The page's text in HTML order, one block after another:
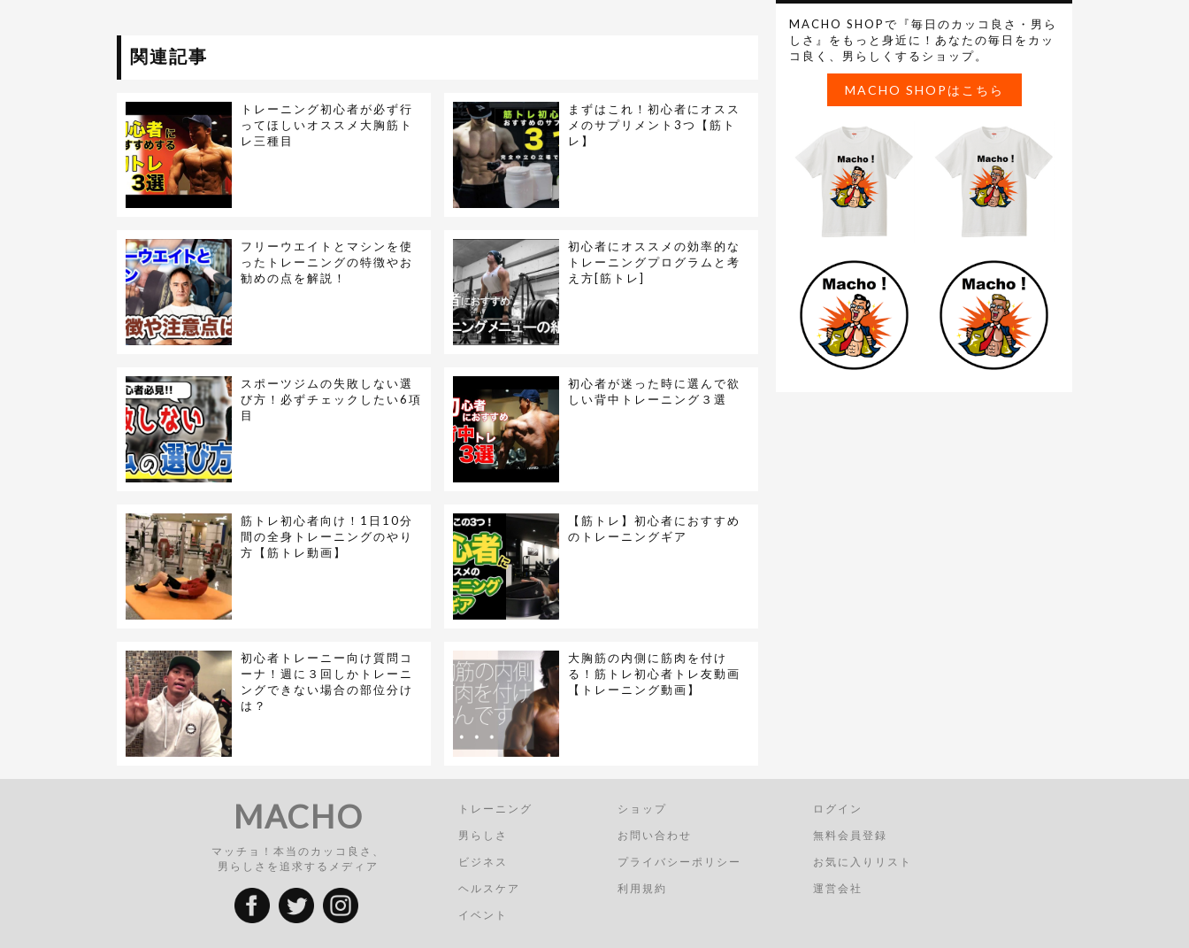
関連記事
トレーニング初心者が必ず行
ってほしいオススメ大胸筋ト
レ三種目
まずはこれ！初心者にオスス
メのサプリメント3つ【筋ト
レ】
フリーウエイトとマシンを使
ったトレーニングの特徴やお
勧めの点を解説！
初心者にオススメの効率的な
トレーニングプログラムと考
え方[筋トレ]
スポーツジムの失敗しない選
び方！必ずチェックしたい6項
目
初心者が迷った時に選んで欲
しい背中トレーニング３選
筋トレ初心者向け！1日10分
間の全身トレーニングのやり
方【筋トレ動画】
【筋トレ】初心者におすすめ
のトレーニングギア
初心者トレーニー向け質問コ
ーナ！週に３回しかトレーニ
ングできない場合の部位分け
は？
大胸筋の内側に筋肉を付け
る！筋トレ初心者トレ友動画
【トレーニング動画】
MACHO SHOPで『毎日のカッコ良さ・男ら
しさ』をもっと身近に！あなたの毎日をカッ
コ良く、男らしくするショップ。
MACHO SHOPはこちら
MACHO
マッチョ！本当のカッコ良さ、
男らしさを追求するメディア
トレーニング
男らしさ
ビジネス
ヘルスケア
イベント
ショップ
お問い合わせ
プライバシーポリシー
利用規約
ログイン
無料会員登録
お気に入りリスト
運営会社